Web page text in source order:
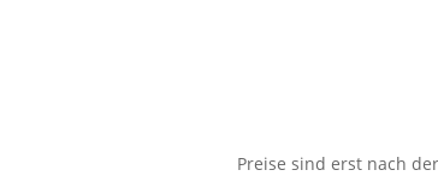
Preise sind erst nach